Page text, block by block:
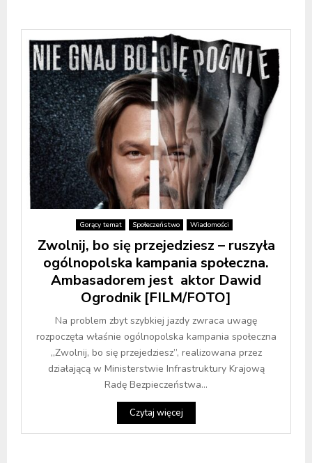
Gorący temat Społeczeństwo Wiadomości
Zwolnij, bo się przejedziesz – ruszyła
ogólnopolska kampania społeczna.
Ambasadorem jest aktor Dawid
Ogrodnik [FILM/FOTO]
Na problem zbyt szybkiej jazdy zwraca uwagę
rozpoczęta właśnie ogólnopolska kampania społeczna
„Zwolnij, bo się przejedziesz”, realizowana przez
działającą w Ministerstwie Infrastruktury Krajową
Radę Bezpieczeństwa...
Czytaj więcej